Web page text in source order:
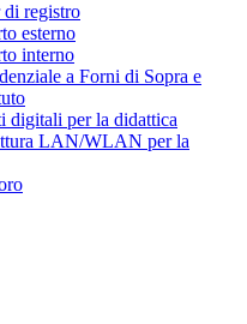
di registro
esterno
interno
a Forni di Sopra e
digitali per la didattica
LAN/WLAN per la